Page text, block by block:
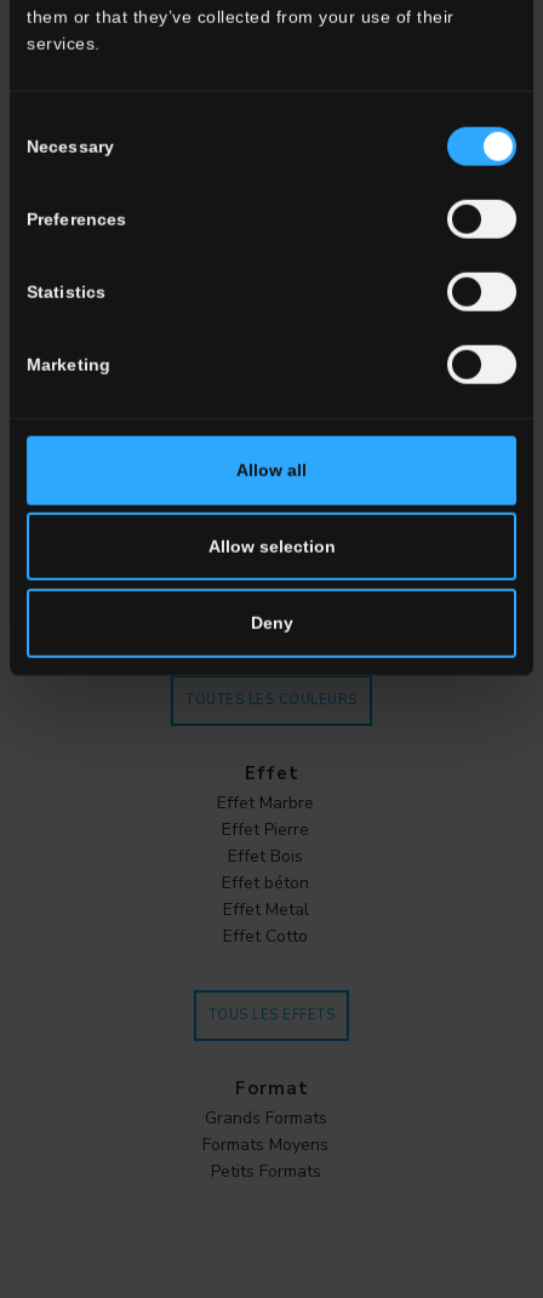
them or that they’ve collected from your use of their
services.
Selection
Necessary
Preferences
Statistics
Marketing
Allow all
Allow selection
Deny
Couleur
Gris
Anthracite
Marron
Cotto
TOUTES LES COULEURS
Effet
Effet Marbre
Effet Pierre
Effet Bois
Effet béton
Effet Metal
Effet Cotto
TOUS LES EFFETS
Format
Grands Formats
Formats Moyens
Petits Formats